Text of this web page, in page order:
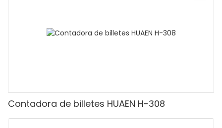
Contadora de billetes HUAEN H-308